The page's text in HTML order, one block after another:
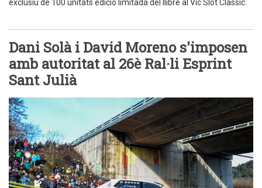
exclusiu de 100 unitats edició limitada del llibre al Vic Slot Clàssic.
Dani Solà i David Moreno s'imposen
amb autoritat al 26è Ral·li Esprint
Sant Julià